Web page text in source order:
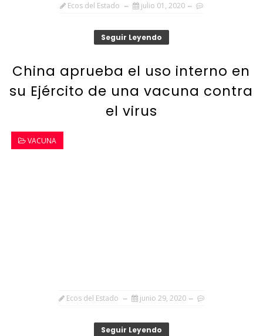
Ecos del Estado julio 01, 2020
Seguir Leyendo
China aprueba el uso interno en
su Ejército de una vacuna contra
el virus
VACUNA
Ecos del Estado junio 29, 2020
Seguir Leyendo